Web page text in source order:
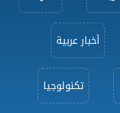
أخبار عربية
تكنولوجيا